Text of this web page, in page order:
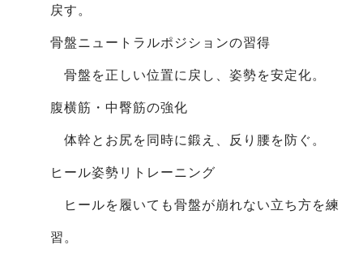
戻す。
骨盤ニュートラルポジションの習得
骨盤を正しい位置に戻し、姿勢を安定化。
腹横筋・中臀筋の強化
体幹とお尻を同時に鍛え、反り腰を防ぐ。
ヒール姿勢リトレーニング
ヒールを履いても骨盤が崩れない立ち方を練
習。